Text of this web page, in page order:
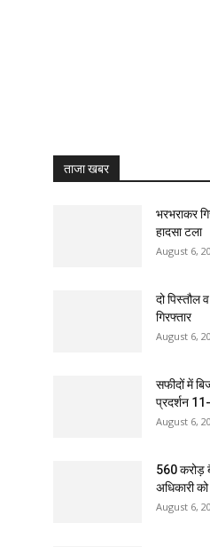
ताजा खबर
भरभराकर
हादसा टला
August 6,
दो पिस्तौल
गिरफ्तार
August 6,
सफीदों में
प्रदर्शन
August 6,
₹560
अधिकारी
August 6,